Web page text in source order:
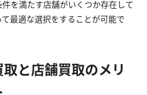
を満たす店舗がいくつか存在して
最適な選択をすることが可能で
と店舗買取のメリ